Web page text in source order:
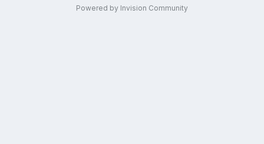
Powered by Invision Community